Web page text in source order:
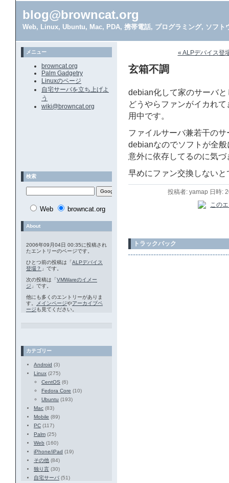
blog@browncat.org
Web, Linux, Ubuntu, Mac, PDA, 携帯電話, プログラミング, ソフト
« ALPデバイス登
玄箱不調
debian化して家のサーバ
どうやらファンがイカれ
用中です。
ファイルサーバ兼若干の
debianなのでソフトが全
意外に依存してるのに気づ
早めにファン交換しないと
投稿者: yamap 日時:
トラックバック
メニュー
browncat.org
Palm Gadgetry
Linuxのページ
自宅サーバを立ち上げよ
う
wiki@browncat.org
検索
Web browncat.org
About
2006年09月04日 00:35に投稿され
たエントリーのページです。
ひとつ前の投稿は「ALPデバイス
登場？ 」です。
次の投稿は「VMWareのイメー
ジ 」です。
他にも多くのエントリーがありま
す。
メインページやアーカイブペ
ージ も見てください。
カテゴリー
Android (3)
Linux (275)
CentOS (6)
Fedora Core (10)
Ubuntu (193)
Mac (83)
Mobile (89)
PC (117)
Palm (25)
Web (160)
iPhone/iPad (19)
その他 (84)
独り言 (30)
自宅サーバ (51)